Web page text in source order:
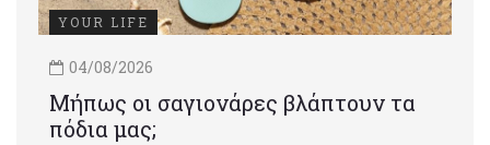
YOUR LIFE
04/08/2026
Μήπως οι σαγιονάρες βλάπτουν τα
πόδια μας;